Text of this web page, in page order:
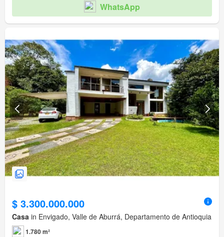
WhatsApp
$ 3.300.000.000
Casa in Envigado, Valle de Aburrá, Departamento de Antioquia
1.780 m²